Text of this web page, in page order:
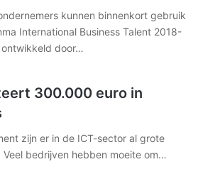
kunnen binnenkort gebruik
International Business Talent 2018-
ontwikkeld door…
300.000 euro in
zijn er in de ICT-sector al grote
bedrijven hebben moeite om…